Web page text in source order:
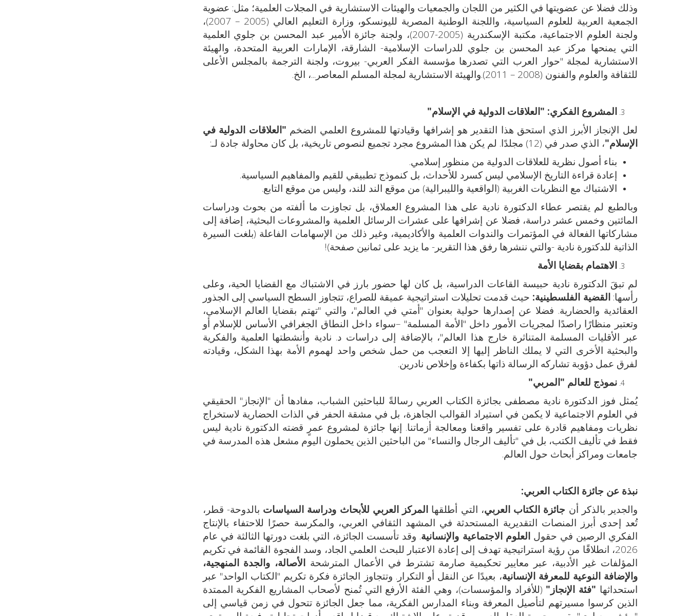
وذلك فضلا عن عضويتها في الكثير من اللجان والجمعيات والهيئات الاستشارية في المجلات العلمية؛ مثل: عضوية
الجمعية العربية للعلوم السياسية، واللجنة الوطنية المصرية لليونسكو، وزارة التعليم العالي (2005 – 2007)،
ولجنة العلوم الاجتماعية، مكتبة الإسكندرية (2005-2007)، ولجنة جائزة الأمير عبد المحسن بن جلوي العلمية
التي يمنحها مركز عبد المحسن بن جلوي للدراسات الإسلامية- الشارقة، الإمارات العربية المتحدة، والهيئة
الاستشارية لمجلة "حوار العرب التي تصدرها مؤسسة الفكر العربي- بيروت، ولجنة الترجمة بالمجلس الأعلى
للثقافة والعلوم والفنون (2008 – 2011).والهيئة الاستشارية لمجلة المسلم المعاصر...، الخ.
المشروع الفكري: "العلاقات الدولية في الإسلام"
لعل الإنجاز الأبرز الذي استحق هذا التقدير هو إشرافها وقيادتها للمشروع العلمي الضخم "العلاقات الدولية في
الإسلام"، الذي صدر في (12) مجلدًا. لم يكن هذا المشروع مجرد تجميع لنصوص تاريخية، بل كان محاولة جادة لـ:
بناء أصول نظرية للعلاقات الدولية من منظور إسلامي.
إعادة قراءة التاريخ الإسلامي ليس كسرد للأحداث، بل كنموذج تطبيقي للقيم والمفاهيم السياسية.
الاشتباك مع النظريات الغربية (الواقعية والليبرالية) من موقع الند للند، وليس من موقع التابع.
وبالطبع لم يقتصر عطاء الدكتورة نادية على هذا المشروع العملاق، بل تجاوزت ما ألفته من بحوث ودراسات
المائتين وخمس عشر دراسة، فضلا عن إشرافها على عشرات الرسائل العلمية والمشروعات البحثية، إضافة إلى
مشاركاتها الفعالة في المؤتمرات والندوات العلمية والأكاديمية، وغير ذلك من الإسهامات الفاعلة (بلغت السيرة
الذاتية للدكتورة نادية -والتي ننشرها رفق هذا التقرير- ما يزيد على ثمانين صفحة)!
الاهتمام بقضايا الأمة
لم تبقَ الدكتورة نادية حبيسة القاعات الدراسية، بل كان لها حضور بارز في الاشتباك مع القضايا الحية، وعلى
رأسها:القضية الفلسطينية: حيث قدمت تحليلات استراتيجية عميقة للصراع، تتجاوز السطح السياسي إلى الجذور
العقائدية والحضارية. فضلا عن إصدارها حولية بعنوان "أمتي في العالم"، والتي "تهتم بقضايا العالم الإسلامي،
وتعتبر منظارًا راصدًا لمجريات الأمور داخل "الأمة المسلمة" –سواء داخل النطاق الجغرافي الأساس للإسلام أو
عبر الأقليات المسلمة المتناثرة خارج هذا العالم"، بالإضافة إلى دراسات د. نادية وأنشطتها العلمية والفكرية
والبحثية الأخرى التي لا يملك الناظر إليها إلا التعجب من حمل شخص واحد لهموم الأمة بهذا الشكل، وقيادته
لفرق عمل دؤوبة تشاركه الرسالة ذاتها بكفاءة وإخلاص نادرين.
نموذج للعالم "المربي"
يُمثل فوز الدكتورة نادية مصطفى بجائزة الكتاب العربي رسالةً للباحثين الشباب، مفادها أن "الإنجاز" الحقيقي
في العلوم الاجتماعية لا يكمن في استيراد القوالب الجاهزة، بل في مشقة الحفر في الذات الحضارية لاستخراج
نظريات ومفاهيم قادرة على تفسير واقعنا ومعالجة أزماتنا. إنها جائزة لمشروع عمرٍ قضته الدكتورة نادية ليس
فقط في تأليف الكتب، بل في "تأليف الرجال والنساء" من الباحثين الذين يحملون اليوم مشعل هذه المدرسة في
جامعات ومراكز أبحاث حول العالم.
نبذة عن جائزة الكتاب العربي:
والجدير بالذكر أن جائزة الكتاب العربي، التي أطلقها المركز العربي للأبحاث ودراسة السياسات بالدوحة- قطر،
تُعد إحدى أبرز المنصات التقديرية المستحدثة في المشهد الثقافي العربي، والمكرسة حصرًا للاحتفاء بالإنتاج
الفكري الرصين في حقولالعلوم الاجتماعية والإنسانية. وقد تأسست الجائزة، التي بلغت دورتها الثالثة في عام
2026، انطلاقًا من رؤية استراتيجية تهدف إلى إعادة الاعتبار للبحث العلمي الجاد، وسد الفجوة القائمة في تكريم
المؤلفات غير الأدبية، عبر معايير تحكيمية صارمة تشترط في الأعمال المترشحة الأصالة، والجدة المنهجية،
والإضافة النوعية للمعرفة الإنسانية، بعيدًا عن النقل أو التكرار. وتتجاوز الجائزة فكرة تكريم "الكتاب الواحد" عبر
استحداثها "فئة الإنجاز " (للأفراد والمؤسسات)، وهي الفئة الأرفع التي تُمنح لأصحاب المشاريع الفكرية الممتدة
الذين كرسوا مسيرتهم لتأصيل المعرفة وبناء المدارس الفكرية، مما جعل الجائزة تتحول في زمن قياسي إلى